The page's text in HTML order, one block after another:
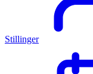
Stillinger